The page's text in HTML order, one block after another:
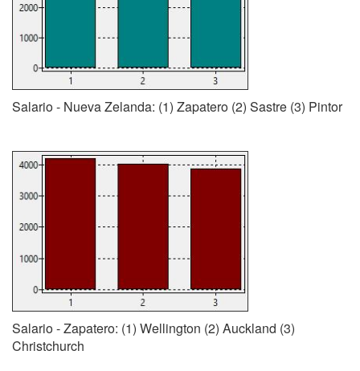
Salario - Nueva Zelanda: (1) Zapatero (2) Sastre (3) Pintor
Salario - Zapatero: (1) Wellington (2) Auckland (3)
Christchurch